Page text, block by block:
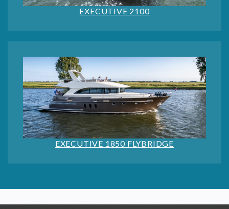
EXECUTIVE 2100
EXECUTIVE 1850 FLYBRIDGE